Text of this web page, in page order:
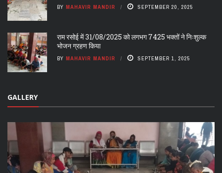
BY MAHAVIR MANDIR SEPTEMBER 20, 2025
राम रसोई में 31/08/2025 को लगभग 7425 भक्तों ने निःशुल्क
भोजन ग्रहण किया
BY MAHAVIR MANDIR SEPTEMBER 1, 2025
GALLERY